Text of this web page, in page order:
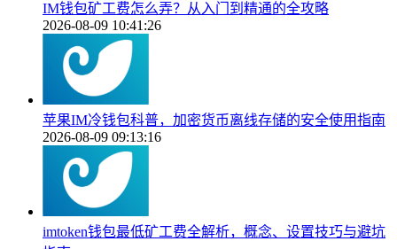
IM钱包矿工费怎么弄？从入门到精通的全攻略
2026-08-09 10:41:26
苹果IM冷钱包科普，加密货币离线存储的安全使用指南
2026-08-09 09:13:16
imtoken钱包最低矿工费全解析，概念、设置技巧与避坑